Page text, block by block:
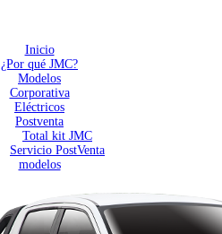
Inicio
¿Por qué JMC?
Modelos
Corporativa
Eléctricos
Postventa
Total kit JMC
Servicio PostVenta
modelos